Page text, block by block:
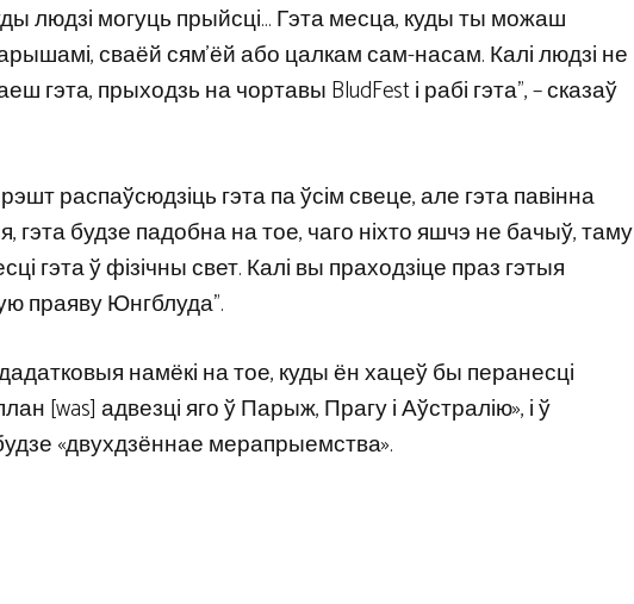
людзі могуць прыйсці… Гэта месца, куды ты можаш
сваёй сям’ёй або цалкам сам-насам. Калі людзі не
гэта, прыходзь на чортавы BludFest і рабі гэта”, – сказаў
распаўсюдзіць гэта па ўсім свеце, але гэта павінна
гэта будзе падобна на тое, чаго ніхто яшчэ не бачыў, таму
гэта ў фізічны свет. Калі вы праходзіце праз гэтыя
праяву Юнгблуда”.
намёкі на тое, куды ён хацеў бы перанесці
[was] адвезці яго ў Парыж, Прагу і Аўстралію», і ў
«двухдзённае мерапрыемства».